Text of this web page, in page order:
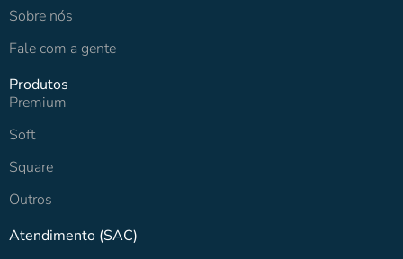
Sobre nós
Fale com a gente
Produtos
Premium
Soft
Square
Outros
Atendimento (SAC)